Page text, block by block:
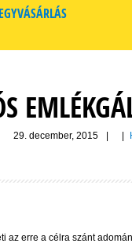
29. december, 2015
az erre a célra szánt